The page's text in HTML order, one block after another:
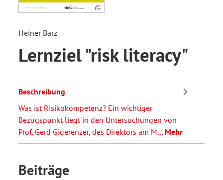
Heiner Barz
Lernziel "risk literacy"
Beschreibung
Was ist Risikokompetenz? Ein wichtiger
Bezugspunkt liegt in den Untersuchungen von
Prof. Gerd Gigerenzer, des Direktors am M… Mehr
Beiträge